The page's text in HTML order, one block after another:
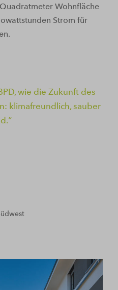
Wohnfläche
Strom für
wie die Zukunft des
klimafreundlich, sauber